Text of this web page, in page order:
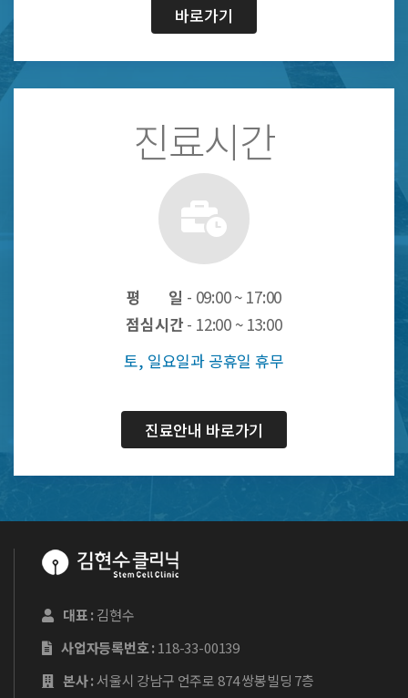
바로가기
진료시간
평 일 - 09:00 ~ 17:00
점심시간 - 12:00 ~ 13:00
토, 일요일과 공휴일 휴무
진료안내 바로가기
대표 :김현수
사업자등록번호 :118-33-00139
본사 :서울시 강남구 언주로 874 쌍봉빌딩 7층